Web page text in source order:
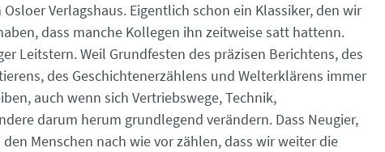
Verlagshaus. Eigentlich schon ein Klassiker, den wir
dass manche Kollegen ihn zeitweise satt hattenn.
Leitstern. Weil Grundfesten des präzisen Berichtens, des
des Geschichtenerzählens und Welterklärens immer
auch wenn sich Vertriebswege, Technik,
darum herum grundlegend verändern. Dass Neugier,
Menschen nach wie vor zählen, dass wir weiter die